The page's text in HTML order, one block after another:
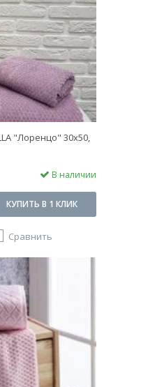
"Лоренцо" 30х50,
В наличии
КУПИТЬ В 1 КЛИК
Сравнить